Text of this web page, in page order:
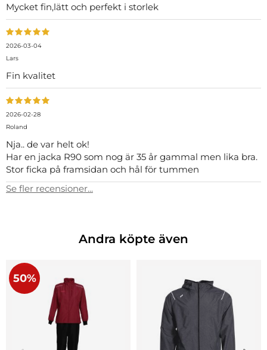
Mycket fin,lätt och perfekt i storlek
2026-03-04
Lars
Fin kvalitet
2026-02-28
Roland
Nja.. de var helt ok!
Har en jacka R90 som nog är 35 år gammal men lika bra.
Stor ficka på framsidan och hål för tummen
Se fler recensioner...
Andra köpte även
50%